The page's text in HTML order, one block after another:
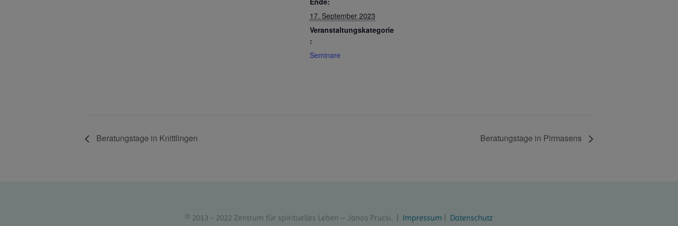
17. September 2023
Veranstaltungskategorie
:
Seminare
Beratungstage in Knittlingen Beratungstage in Pirmasens
© 2013 - 2022 Zentrum für spirituelles Leben – Janos Prucsi. | Impressum | Datenschutz